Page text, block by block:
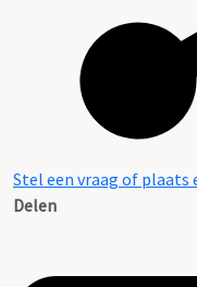
Stel een vraag of
Delen